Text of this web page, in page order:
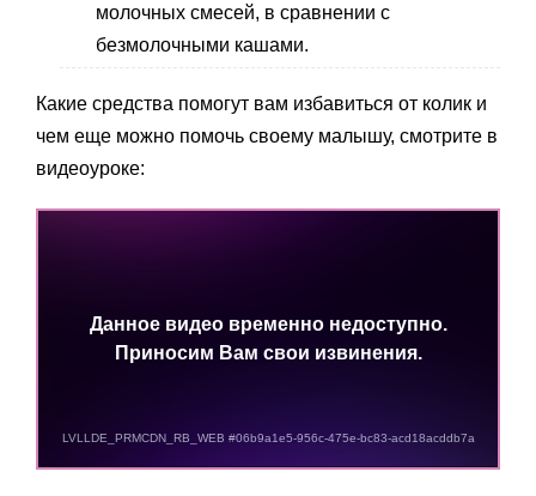
молочных смесей, в сравнении с
безмолочными кашами.
Какие средства помогут вам избавиться от колик и
чем еще можно помочь своему малышу, смотрите в
видеоуроке: